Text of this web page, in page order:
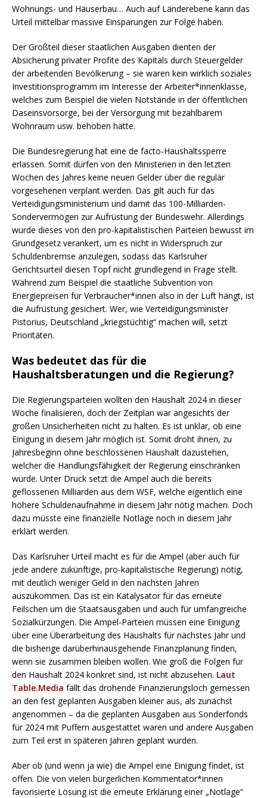
Wohnungs- und Häuserbau… Auch auf Länderebene kann das
Urteil mittelbar massive Einsparungen zur Folge haben.
Der Großteil dieser staatlichen Ausgaben dienten der
Absicherung privater Profite des Kapitals durch Steuergelder
der arbeitenden Bevölkerung – sie waren kein wirklich soziales
Investitionsprogramm im Interesse der Arbeiter*innenklasse,
welches zum Beispiel die vielen Notstände in der öffentlichen
Daseinsvorsorge, bei der Versorgung mit bezahlbarem
Wohnraum usw. behoben hätte.
Die Bundesregierung hat eine de facto-Haushaltssperre
erlassen. Somit dürfen von den Ministerien in den letzten
Wochen des Jahres keine neuen Gelder über die regulär
vorgesehenen verplant werden. Das gilt auch für das
Verteidigungsministerium und damit das 100-Milliarden-
Sondervermögen zur Aufrüstung der Bundeswehr. Allerdings
wurde dieses von den pro-kapitalistischen Parteien bewusst im
Grundgesetz verankert, um es nicht in Widerspruch zur
Schuldenbremse anzulegen, sodass das Karlsruher
Gerichtsurteil diesen Topf nicht grundlegend in Frage stellt.
Während zum Beispiel die staatliche Subvention von
Energiepreisen für Verbraucher*innen also in der Luft hängt, ist
die Aufrüstung gesichert. Wer, wie Verteidigungsminister
Pistorius, Deutschland „kriegstüchtig“ machen will, setzt
Prioritäten.
Was bedeutet das für die
Haushaltsberatungen und die Regierung?
Die Regierungsparteien wollten den Haushalt 2024 in dieser
Woche finalisieren, doch der Zeitplan war angesichts der
großen Unsicherheiten nicht zu halten. Es ist unklar, ob eine
Einigung in diesem Jahr möglich ist. Somit droht ihnen, zu
Jahresbeginn ohne beschlossenen Haushalt dazustehen,
welcher die Handlungsfähigkeit der Regierung einschränken
würde. Unter Druck setzt die Ampel auch die bereits
geflossenen Milliarden aus dem WSF, welche eigentlich eine
höhere Schuldenaufnahme in diesem Jahr nötig machen. Doch
dazu müsste eine finanzielle Notlage noch in diesem Jahr
erklärt werden.
Das Karlsruher Urteil macht es für die Ampel (aber auch für
jede andere zukünftige, pro-kapitalistische Regierung) nötig,
mit deutlich weniger Geld in den nächsten Jahren
auszukommen. Das ist ein Katalysator für das erneute
Feilschen um die Staatsausgaben und auch für umfangreiche
Sozialkürzungen. Die Ampel-Parteien müssen eine Einigung
über eine Überarbeitung des Haushalts für nächstes Jahr und
die bisherige darüberhinausgehende Finanzplanung finden,
wenn sie zusammen bleiben wollen. Wie groß die Folgen für
den Haushalt 2024 konkret sind, ist nicht abzusehen. Laut
Table.Media fällt das drohende Finanzierungsloch gemessen
an den fest geplanten Ausgaben kleiner aus, als zunächst
angenommen – da die geplanten Ausgaben aus Sonderfonds
für 2024 mit Puffern ausgestattet waren und andere Ausgaben
zum Teil erst in späteren Jahren geplant wurden.
Aber ob (und wenn ja wie) die Ampel eine Einigung findet, ist
offen. Die von vielen bürgerlichen Kommentator*innen
favorisierte Lösung ist die erneute Erklärung einer „Notlage“